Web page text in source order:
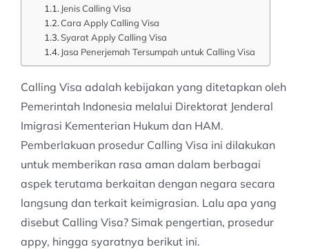
Jenis Calling Visa
Cara Apply Calling Visa
Syarat Apply Calling Visa
Jasa Penerjemah Tersumpah untuk Calling Visa
Calling Visa adalah kebijakan yang ditetapkan oleh
Pemerintah Indonesia melalui Direktorat Jenderal
Imigrasi Kementerian Hukum dan HAM.
Pemberlakuan prosedur Calling Visa ini dilakukan
untuk memberikan rasa aman dalam berbagai
aspek terutama berkaitan dengan negara secara
langsung dan terkait keimigrasian. Lalu apa yang
disebut Calling Visa? Simak pengertian, prosedur
appy, hingga syaratnya berikut ini.